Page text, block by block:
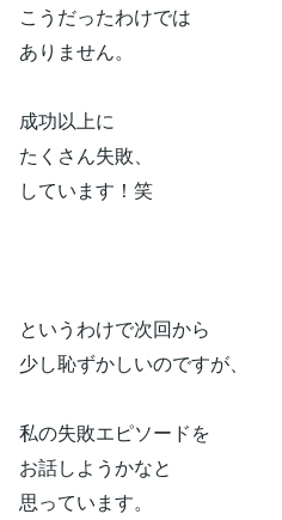
こうだったわけでは
ありません。
成功以上に
たくさん失敗、
しています！笑
というわけで次回から
少し恥ずかしいのですが、
私の失敗エピソードを
お話しようかなと
思っています。